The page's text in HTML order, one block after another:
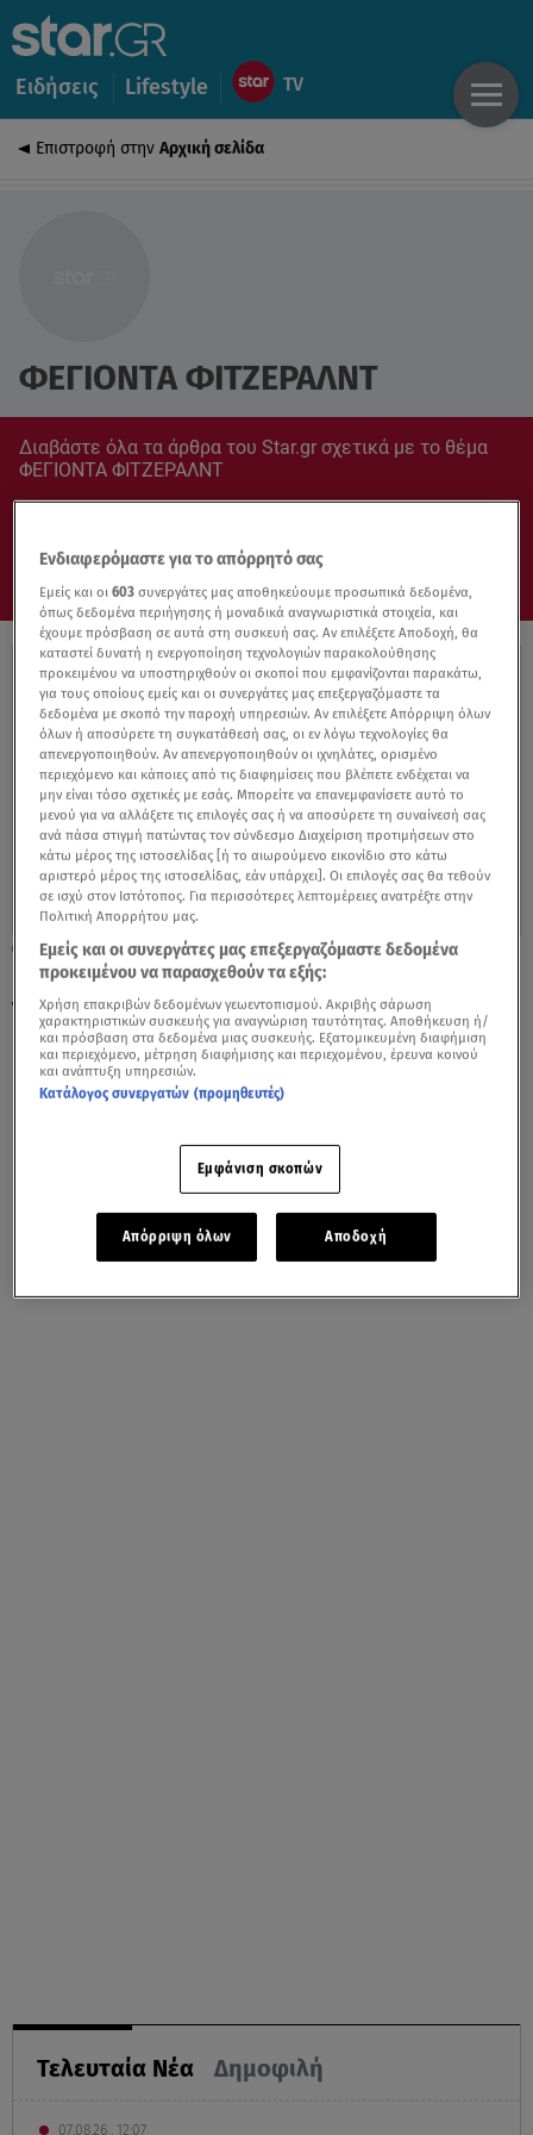
Ειδήσεις Lifestyle
Επιστροφή στην Αρχική σελίδα
ΦΕΓΙΟΝΤΑ ΦΙΤΖΕΡΑΛΝΤ
Διαβάστε όλα τα άρθρα του Star.gr σχετικά με το θέμα
ΦΕΓΙΟΝΤΑ ΦΙΤΖΕΡΑΛΝΤ
09.05.22, 13:58
Παναθηναϊκός: Ποιοι ζητούν την τιμωρία
της Φιτζέραλντ
Τελευταία Νέα Δημοφιλή
07.08.26 , 12:07
Ενδιαφερόμαστε για το απόρρητό σας
Εμείς και οι603 συνεργάτες μας αποθηκεύουμε προσωπικά δεδομένα,
όπως δεδομένα περιήγησης ή μοναδικά αναγνωριστικά στοιχεία, και
έχουμε πρόσβαση σε αυτά στη συσκευή σας. Αν επιλέξετε Αποδοχή, θα
καταστεί δυνατή η ενεργοποίηση τεχνολογιών παρακολούθησης
προκειμένου να υποστηριχθούν οι σκοποί που εμφανίζονται παρακάτω,
για τους οποίους εμείς και οι συνεργάτες μας επεξεργαζόμαστε τα
δεδομένα με σκοπό την παροχή υπηρεσιών. Αν επιλέξετε Απόρριψη όλων
όλων ή αποσύρετε τη συγκατάθεσή σας, οι εν λόγω τεχνολογίες θα
απενεργοποιηθούν. Αν απενεργοποιηθούν οι ιχνηλάτες, ορισμένο
περιεχόμενο και κάποιες από τις διαφημίσεις που βλέπετε ενδέχεται να
μην είναι τόσο σχετικές με εσάς. Μπορείτε να επανεμφανίσετε αυτό το
μενού για να αλλάξετε τις επιλογές σας ή να αποσύρετε τη συναίνεσή σας
ανά πάσα στιγμή πατώντας τον σύνδεσμο Διαχείριση προτιμήσεων στο
κάτω μέρος της ιστοσελίδας [ή το αιωρούμενο εικονίδιο στο κάτω
αριστερό μέρος της ιστοσελίδας, εάν υπάρχει]. Οι επιλογές σας θα τεθούν
σε ισχύ στον Ιστότοπος. Για περισσότερες λεπτομέρειες ανατρέξτε στην
Πολιτική Απορρήτου μας.
Εμείς και οι συνεργάτες μας επεξεργαζόμαστε δεδομένα
προκειμένου να παρασχεθούν τα εξής:
Χρήση επακριβών δεδομένων γεωεντοπισμού. Ακριβής σάρωση
χαρακτηριστικών συσκευής για αναγνώριση ταυτότητας. Αποθήκευση ή/
και πρόσβαση στα δεδομένα μιας συσκευής. Εξατομικευμένη διαφήμιση
και περιεχόμενο, μέτρηση διαφήμισης και περιεχομένου, έρευνα κοινού
και ανάπτυξη υπηρεσιών.
Κατάλογος συνεργατών (προμηθευτές)
Εμφάνιση σκοπών
Απόρριψη όλων Αποδοχή